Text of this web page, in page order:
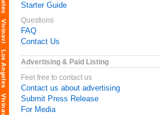
Starter Guide
Questions
FAQ
Contact Us
Advertising & Paid Listing
Feel free to contact us
Contact us about advertising
Submit Press Release
For Media